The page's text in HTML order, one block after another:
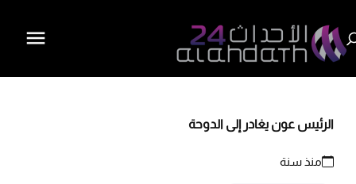
الرئيس عون يغادر إلى الدوحة
منذ سنة